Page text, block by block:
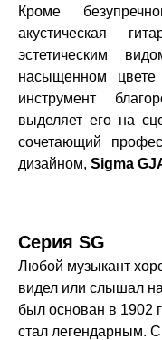
Кроме
акустическая
эстетическим
насыщенном
инструмент
выделяет его на
сочетающий
дизайном, Sigma
Серия SG
Любой музыкант
видел или слышал
был основан в 1902
стал легендарным.